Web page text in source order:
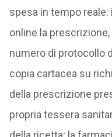
spesa in tempo
online la
numero di protocollo
copia cartacea su
della prescrizione
propria tessera